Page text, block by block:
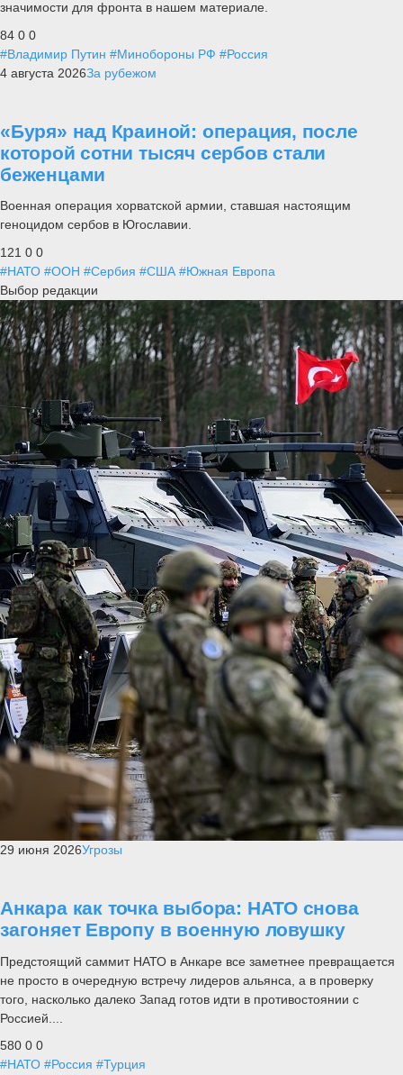
значимости для фронта в нашем материале.
84 0 0
#Владимир Путин #Минобороны РФ #Россия
4 августа 2026За рубежом
«Буря» над Краиной: операция, после
которой сотни тысяч сербов стали
беженцами
Военная операция хорватской армии, ставшая настоящим
геноцидом сербов в Югославии.
121 0 0
#НАТО #ООН #Сербия #США #Южная Европа
Выбор редакции
29 июня 2026Угрозы
Анкара как точка выбора: НАТО снова
загоняет Европу в военную ловушку
Предстоящий саммит НАТО в Анкаре все заметнее превращается
не просто в очередную встречу лидеров альянса, а в проверку
того, насколько далеко Запад готов идти в противостоянии с
Россией....
580 0 0
#НАТО #Россия #Турция